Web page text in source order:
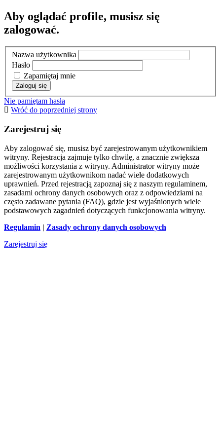
Aby oglądać profile, musisz się
zalogować.
Nazwa użytkownika
Hasło
Zapamiętaj mnie
Nie pamiętam hasła
Wróć do poprzedniej strony
Zarejestruj się
Aby zalogować się, musisz być zarejestrowanym użytkownikiem
witryny. Rejestracja zajmuje tylko chwilę, a znacznie zwiększa
możliwości korzystania z witryny. Administrator witryny może
zarejestrowanym użytkownikom nadać wiele dodatkowych
uprawnień. Przed rejestracją zapoznaj się z naszym regulaminem,
zasadami ochrony danych osobowych oraz z odpowiedziami na
często zadawane pytania (FAQ), gdzie jest wyjaśnionych wiele
podstawowych zagadnień dotyczących funkcjonowania witryny.
Regulamin | Zasady ochrony danych osobowych
Zarejestruj się